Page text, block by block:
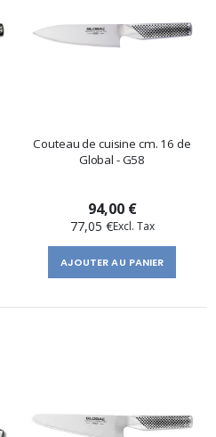
Couteau de cuisine cm. 16 de
Global - G58
94,00 €
77,05 €
AJOUTER AU PANIER